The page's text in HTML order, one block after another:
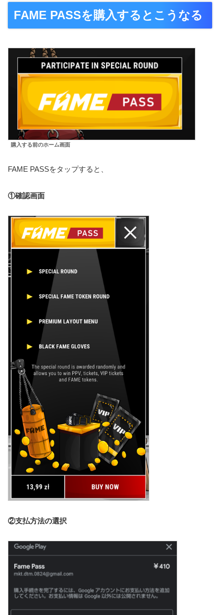
FAME PASSを購入するとこうなる
購入する前のホーム画面
FAME PASSをタップすると、
①確認画面
②支払方法の選択